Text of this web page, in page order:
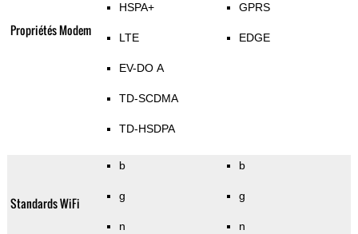
Propriétés Modem
HSPA+
LTE
EV-DO A
TD-SCDMA
TD-HSDPA
GPRS
EDGE
Standards WiFi
b
g
n
b
g
n